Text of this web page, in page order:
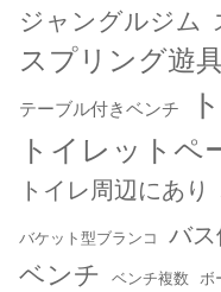
ジャングルジム
スプリング遊
テーブル付きベンチ
トイレットペ
トイレ周辺にあり
バケット型ブランコ バス
ベンチ ベンチ複数 ボ